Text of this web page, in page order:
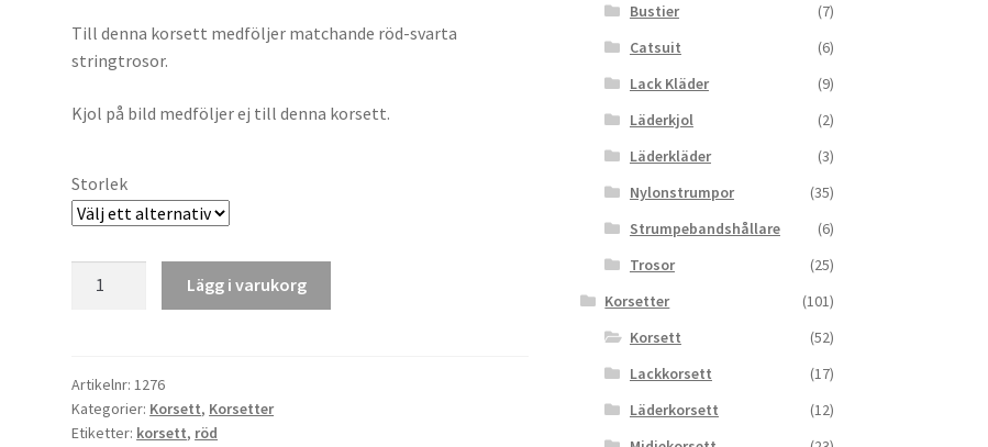
Till denna korsett medföljer matchande röd-svarta
stringtrosor.
Kjol på bild medföljer ej till denna korsett.
Storlek
Lägg i varukorg
Artikelnr:1276
Kategorier: Korsett, Korsetter
Etiketter: korsett, röd
Bustier
(7)
Catsuit
(6)
Lack Kläder
(9)
Läderkjol
(2)
Läderkläder
(3)
Nylonstrumpor
(35)
Strumpebandshållare
(6)
Trosor
(25)
Korsetter
(101)
Korsett
(52)
Lackkorsett
(17)
Läderkorsett
(12)